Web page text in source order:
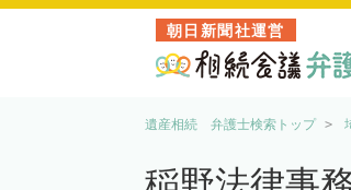
朝日新聞社運営
遺産相続 弁護士検索トップ